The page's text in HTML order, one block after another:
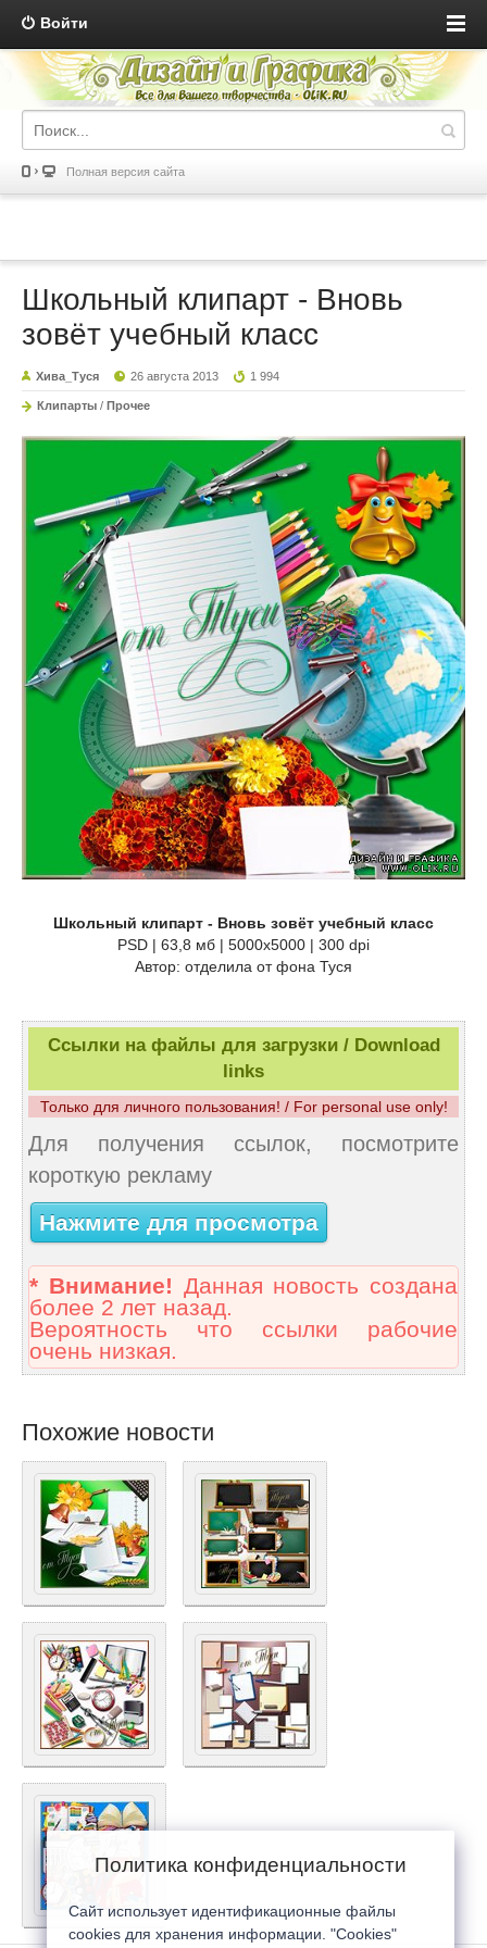
Войти
Полная версия сайта
Школьный клипарт - Вновь
зовёт учебный класс
Хива_Туся 26 августа 2013 1 994
Клипарты / Прочее
Школьный клипарт - Вновь зовёт учебный класс
PSD | 63,8 мб | 5000х5000 | 300 dpi
Автор: отделила от фона Туся
Ссылки на файлы для загрузки / Download
links
Только для личного пользования! / For personal use only!
Для получения ссылок, посмотрите
короткую рекламу
Нажмите для просмотра
* Внимание! Данная новость создана
более 2 лет назад.
Вероятность что ссылки рабочие
очень низкая.
Похожие новости
Политика конфиденциальности
Сайт использует идентификационные файлы
cookies для хранения информации. "Cookies"